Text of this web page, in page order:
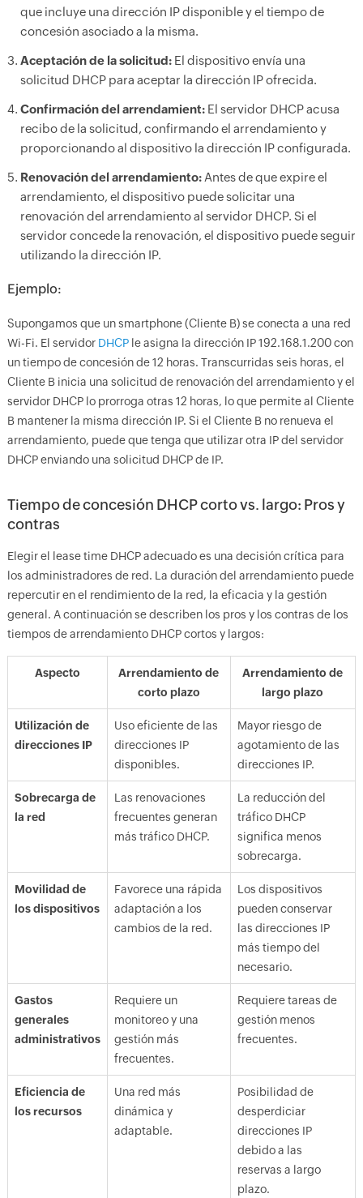
que incluye una dirección IP disponible y el tiempo de
concesión asociado a la misma.
Aceptación de la solicitud: El dispositivo envía una
solicitud DHCP para aceptar la dirección IP ofrecida.
Confirmación del arrendamient:El servidor DHCP acusa
recibo de la solicitud, confirmando el arrendamiento y
proporcionando al dispositivo la dirección IP configurada.
Renovación del arrendamiento:Antes de que expire el
arrendamiento, el dispositivo puede solicitar una
renovación del arrendamiento al servidor DHCP. Si el
servidor concede la renovación, el dispositivo puede seguir
utilizando la dirección IP.
Ejemplo:
Supongamos que un smartphone (Cliente B) se conecta a una red
Wi-Fi. El servidor DHCPle asigna la dirección IP 192.168.1.200 con
un tiempo de concesión de 12 horas. Transcurridas seis horas, el
Cliente B inicia una solicitud de renovación del arrendamiento y el
servidor DHCP lo prorroga otras 12 horas, lo que permite al Cliente
B mantener la misma dirección IP. Si el Cliente B no renueva el
arrendamiento, puede que tenga que utilizar otra IP del servidor
DHCP enviando una solicitud DHCP de IP.
Tiempo de concesión DHCP corto vs. largo: Pros y
contras
Elegir el lease time DHCP adecuado es una decisión crítica para
los administradores de red. La duración del arrendamiento puede
repercutir en el rendimiento de la red, la eficacia y la gestión
general. A continuación se describen los pros y los contras de los
tiempos de arrendamiento DHCP cortos y largos:
Aspecto
Arrendamiento de
corto plazo
Arrendamiento de
largo plazo
Utilización de
direcciones IP
Uso eficiente de las
direcciones IP
disponibles.
Mayor riesgo de
agotamiento de las
direcciones IP.
Sobrecarga de
la red
Las renovaciones
frecuentes generan
más tráfico DHCP.
La reducción del
tráfico DHCP
significa menos
sobrecarga.
Movilidad de
los dispositivos
Favorece una rápida
adaptación a los
cambios de la red.
Los dispositivos
pueden conservar
las direcciones IP
más tiempo del
necesario.
Gastos
generales
administrativos
Requiere un
monitoreo y una
gestión más
frecuentes.
Requiere tareas de
gestión menos
frecuentes.
Eficiencia de
los recursos
Una red más
dinámica y
adaptable.
Posibilidad de
desperdiciar
direcciones IP
debido a las
reservas a largo
plazo.